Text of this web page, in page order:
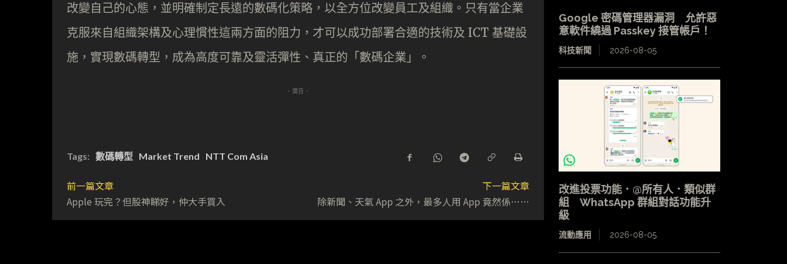
改變自己的心態，並明確制定長遠的數碼化策略，以全方位改變員工​​及組織。只有當企業
克服來自組織架構及心理慣性這兩方面的阻力，才可以成功部署合適的技術及 ICT 基礎設
施，實現數碼轉型，成為高度可靠及靈活彈性、真正的「數碼企業」。
- 廣告 -
Tags: 數碼轉型 Market Trend NTT Com Asia
前一篇文章
Apple 玩完？但股神睇好，仲大手買入
下一篇文章
除新聞、天氣 App 之外，最多人用 App 竟然係……
Google 密碼管理器漏洞 允許惡
意軟件繞過 Passkey 接管帳戶！
科技新聞 2026-08-05
改進投票功能．@所有人．類似群
組 WhatsApp 群組對話功能升
級
流動應用 2026-08-05